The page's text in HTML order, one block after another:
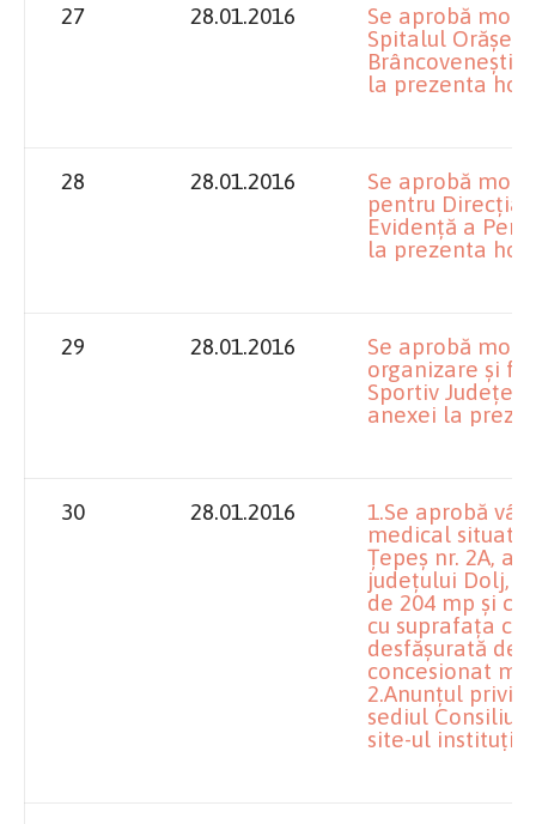
27 28.01.2016
Se aprobă
Spitalul
Brâncovenești”
la prezenta
28 28.01.2016
Se aprobă
pentru Direcția
Evidență a
la prezenta
29 28.01.2016
Se aprobă
organizare și
Sportiv
anexei la
30 28.01.2016
1.Se aprobă
medical situat
Țepeș nr. 2A,
județului Dolj,
de 204 mp și
cu suprafața
desfășurată de
concesionat
2.Anunțul
sediul
site-ul